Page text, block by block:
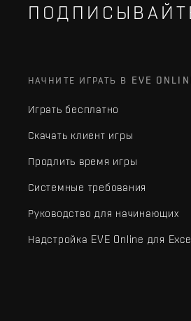
НАЧНИТЕ ИГРАТЬ В EVE
Играть бесплатно
Скачать клиент игры
Продлить время игры
Системные требования
Руководство для начинающих
Надстройка EVE Online для